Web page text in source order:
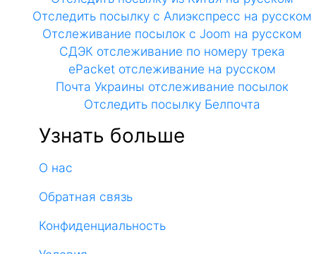
Отследить посылку с Алиэкспресс на русском
Отслеживание посылок с Joom на русском
СДЭК отслеживание по номеру трека
ePacket отслеживание на русском
Почта Украины отслеживание посылок
Отследить посылку Белпочта
Узнать больше
О нас
Обратная связь
Конфиденциальность